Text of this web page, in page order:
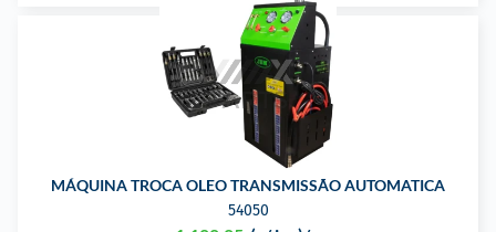
MÁQUINA TROCA OLEO TRANSMISSÃO AUTOMATICA
54050